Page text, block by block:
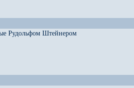
Рудольфом Штейнером